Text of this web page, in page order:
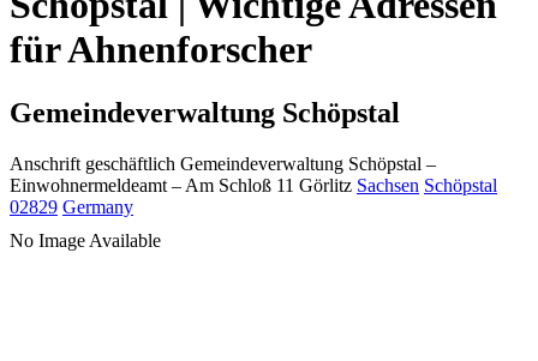
für Ahnenforscher
Gemeindeverwaltung Schöpstal
Anschrift geschäftlich Gemeindeverwaltung Schöpstal –
Einwohnermeldeamt – Am Schloß 11 Görlitz Sachsen Schöpstal
02829 Germany
No Image Available